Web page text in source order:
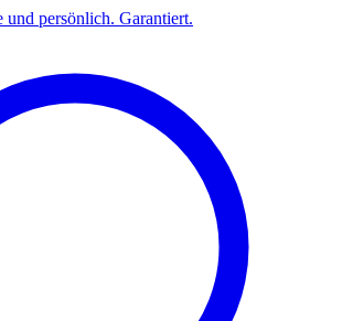
und persönlich. Garantiert.